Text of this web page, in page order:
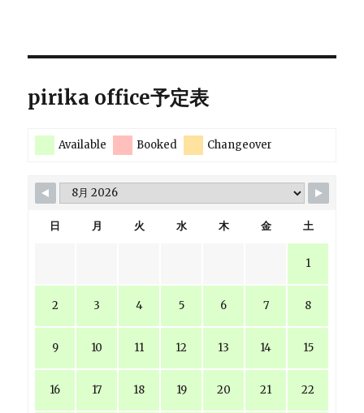
pirika office予定表
Available Booked Changeover
日 月 火 水 木 金 土
1
2 3 4 5 6 7 8
9 10 11 12 13 14 15
16 17 18 19 20 21 22